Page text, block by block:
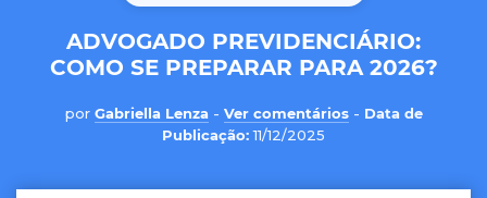
ADVOGADO PREVIDENCIÁRIO:
COMO SE PREPARAR PARA 2026?
por Gabriella Lenza- Ver comentários - Data de
Publicação:11/12/2025